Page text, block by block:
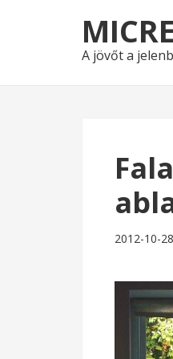
to
navigation
to
content
A jövőt a
2012-10-28